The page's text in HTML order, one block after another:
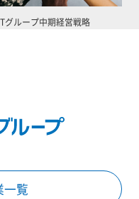
グループ中期経営戦略
一覧